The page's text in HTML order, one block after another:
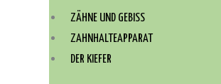
ZÄHNE UND GEBISS
ZAHNHALTEAPPARAT
DER KIEFER